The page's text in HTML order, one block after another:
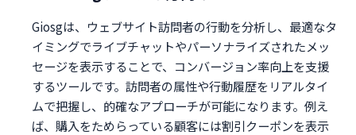
Giosgは、ウェブサイト訪問者の行動を分析し、最適なタ
イミングでライブチャットやパーソナライズされたメッ
セージを表示することで、コンバージョン率向上を支援
するツールです。訪問者の属性や行動履歴をリアルタイ
ムで把握し、的確なアプローチが可能になります。例え
ば、購入をためらっている顧客には割引クーポンを表示